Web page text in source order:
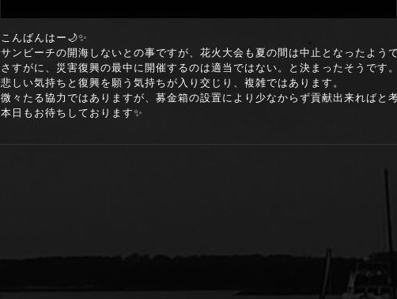
こんばんはー🌙✨
サンビーチの開海しないとの事ですが、花火大会も夏の間は中止となったよう
さすがに、災害復興の最中に開催するのは適当ではない。と決まったそうです。
悲しい気持ちと復興を願う気持ちが入り交じり、複雑ではあります。
微々たる協力ではありますが、募金箱の設置により少なからず貢献出来ればと
本日もお待ちしております✨